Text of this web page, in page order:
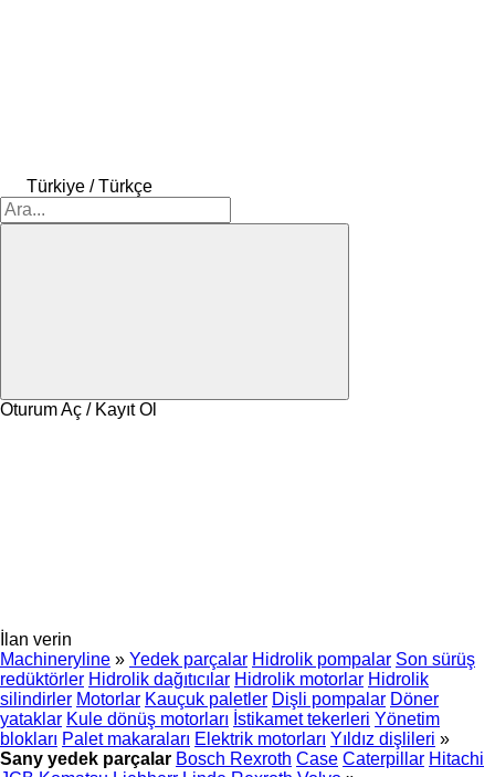
Türkiye / Türkçe
Oturum Aç / Kayıt Ol
İlan verin
Machineryline » Yedek parçalar Hidrolik pompalar Son sürüş
redüktörler Hidrolik dağıtıcılar Hidrolik motorlar Hidrolik
silindirler Motorlar Kauçuk paletler Dişli pompalar Döner
yataklar Kule dönüş motorları İstikamet tekerleri Yönetim
blokları Palet makaraları Elektrik motorları Yıldız dişlileri »
Sany yedek parçalar Bosch Rexroth Case Caterpillar Hitachi